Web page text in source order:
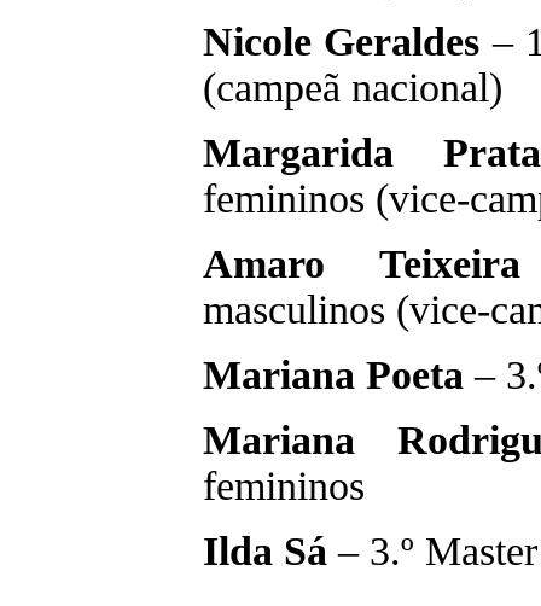
Nicole Geraldes –
(campeã nacional)
Margarida Prata
femininos (vice-
Amaro Teixeira
masculinos (vice-
Mariana Poeta–
Mariana
femininos
Ilda Sá– 3.º